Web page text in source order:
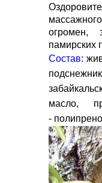
огромен,
памирских
Состав: ж
масло,
-